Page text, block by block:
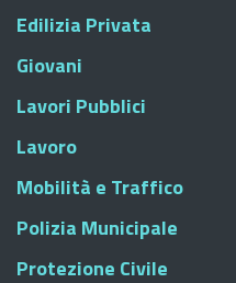
Edilizia Privata
Giovani
Lavori Pubblici
Lavoro
Mobilità e Traffico
Polizia Municipale
Protezione Civile